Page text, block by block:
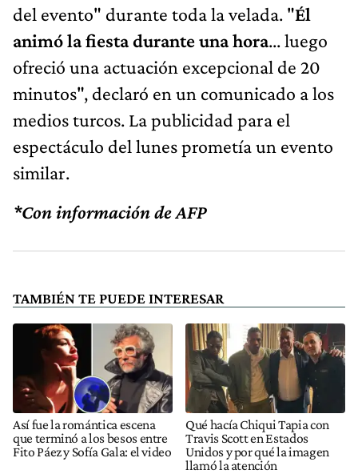
del evento" durante toda la velada. "Él
animó la fiesta durante una hora... luego
ofreció una actuación excepcional de 20
minutos", declaró en un comunicado a los
medios turcos. La publicidad para el
espectáculo del lunes prometía un evento
similar.
*Con información de AFP
TAMBIÉN TE PUEDE INTERESAR
Así fue la romántica escena
que terminó a los besos entre
Fito Páez y Sofía Gala: el video
Qué hacía Chiqui Tapia con
Travis Scott en Estados
Unidos y por qué la imagen
llamó la atención